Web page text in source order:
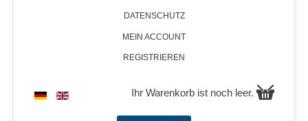
DATENSCHUTZ
MEIN ACCOUNT
REGISTRIEREN
Ihr Warenkorb ist noch leer.